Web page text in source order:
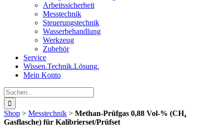
Arbeitssicherheit
Messtechnik
Steuerungstechnik
Wasserbehandlung
Werkzeug
Zubehör
Service
Wissen.Technik.Lösung.
Mein Konto
Suche
nach:
Shop > Messtechnik > Methan-Prüfgas 0,88 Vol-% (CH₄
Gasflasche) für Kalibrierset/Prüfset